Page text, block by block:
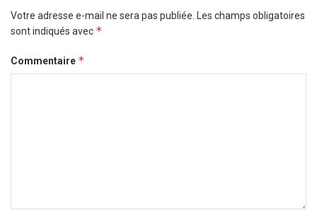
Votre adresse e-mail ne sera pas publiée. Les champs obligatoires
sont indiqués avec *
Commentaire *